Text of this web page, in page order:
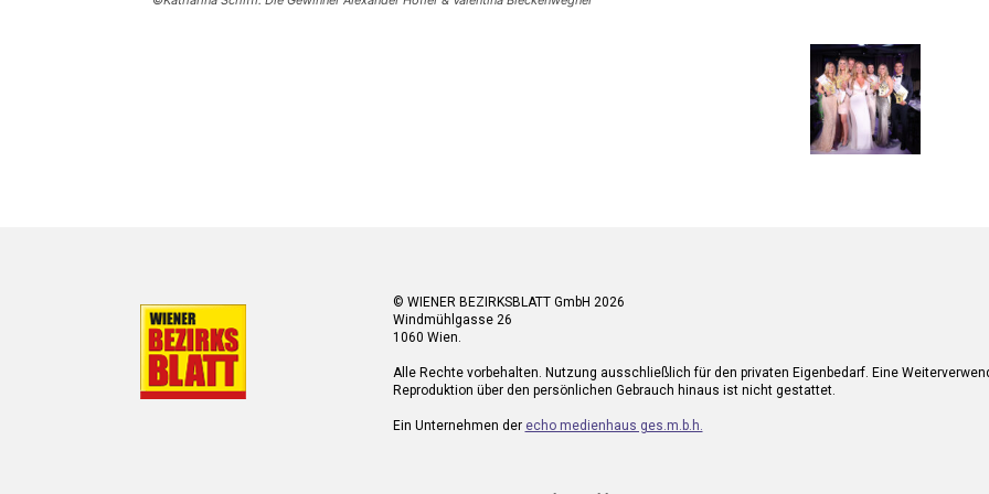
© WIENER BEZIRKSBLATT GmbH 2026
Windmühlgasse 26
1060 Wien.
Alle Rechte vorbehalten. Nutzung ausschließlich für den privaten Eigenbedarf. Eine
Reproduktion über den persönlichen Gebrauch hinaus ist nicht gestattet.
Ein Unternehmen der echo medienhaus ges.m.b.h.